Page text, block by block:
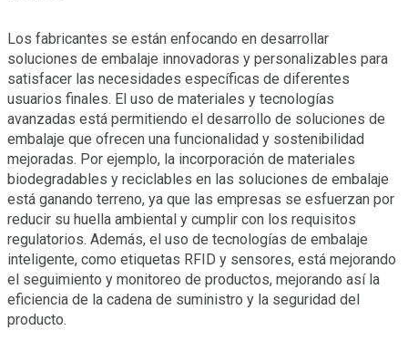
Los fabricantes se están enfocando en desarrollar
soluciones de embalaje innovadoras y personalizables para
satisfacer las necesidades específicas de diferentes
usuarios finales. El uso de materiales y tecnologías
avanzadas está permitiendo el desarrollo de soluciones de
embalaje que ofrecen una funcionalidad y sostenibilidad
mejoradas. Por ejemplo, la incorporación de materiales
biodegradables y reciclables en las soluciones de embalaje
está ganando terreno, ya que las empresas se esfuerzan por
reducir su huella ambiental y cumplir con los requisitos
regulatorios. Además, el uso de tecnologías de embalaje
inteligente, como etiquetas RFID y sensores, está mejorando
el seguimiento y monitoreo de productos, mejorando así la
eficiencia de la cadena de suministro y la seguridad del
producto.